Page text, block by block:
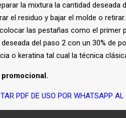
la mixtura la cantidad
el residuo y bajar el molde o retirar.
las pestañas como el primer
del paso 2 con un 30% de
o keratina tal cual la técnica
PDF DE USO POR WHATSAPP